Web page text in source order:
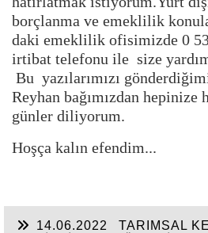
borçlanma ve emeklilik
daki emeklilik ofisimizde 0
irtibat telefonu ile size
Bu yazılarımızı
Reyhan bağımızdan hepinize
günler diliyorum.
Hoşça kalın efendim...
14.06.2022
TARIMSAL